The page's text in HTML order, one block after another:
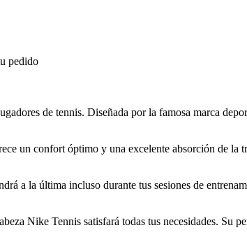
pedido
de tennis. Diseñada por la famosa marca
un confort óptimo y una excelente absorción de la
a la última incluso durante tus sesiones de
Nike Tennis satisfará todas tus necesidades. Su